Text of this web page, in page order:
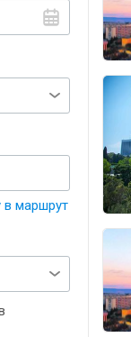
маршрут